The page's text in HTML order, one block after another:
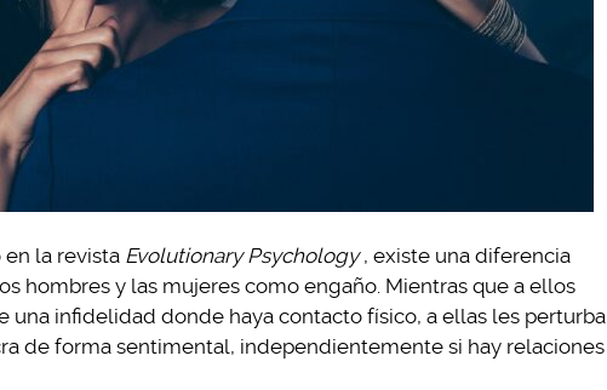
la revista Evolutionary Psychology , existe una diferencia
hombres y las mujeres como engaño. Mientras que a ellos
una infidelidad donde haya contacto físico, a ellas les perturba
de forma sentimental, independientemente si hay relaciones